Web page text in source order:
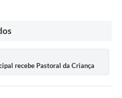
recebe Pastoral da Criança